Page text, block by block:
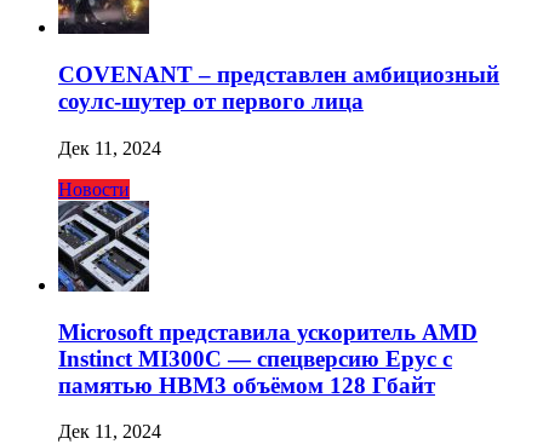
COVENANT – представлен амбициозный
соулс-шутер от первого лица
Дек 11, 2024
Новости
Microsoft представила ускоритель AMD
Instinct MI300C — спецверсию Epyc с
памятью HBM3 объёмом 128 Гбайт
Дек 11, 2024